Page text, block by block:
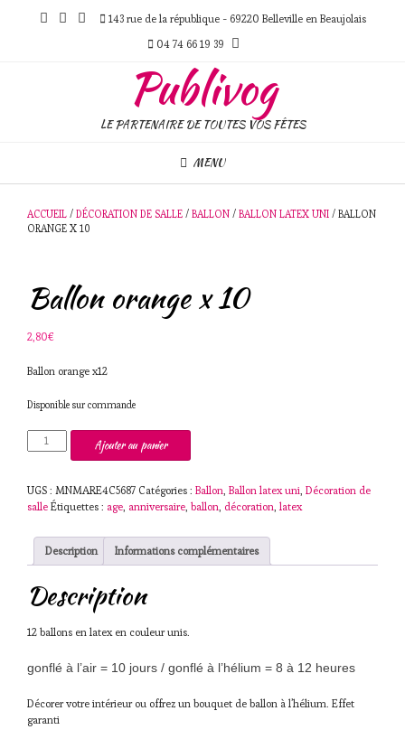
143 rue de la république - 69220 Belleville en Beaujolais
04 74 66 19 39
Publivog
LE PARTENAIRE DE TOUTES VOS FÊTES
MENU
ACCUEIL / DÉCORATION DE SALLE / BALLON / BALLON LATEX UNI / BALLON
ORANGE X 10
Ballon orange x 10
2,80€
Ballon orange x12
Disponible sur commande
quantité
de
orange
Ajouter au panier
UGS : MNMARE4C5687 Catégories : Ballon Ballon latex uni Décoration de
salle Étiquettes : age anniversaire ballon décoration latex
Description Informations complémentaires
Description
12 ballons en latex en couleur unis.
gonflé à l’air = 10 jours / gonflé à l’hélium = 8 à 12 heures
Décorer votre intérieur ou offrez un bouquet de ballon à l’hélium. Effet
garanti